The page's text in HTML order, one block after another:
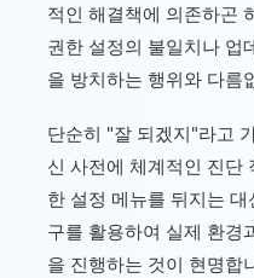
적인 해결책에 의존하곤
권한 설정의 불일치나 업
을 방치하는 행위와 다름
단순히 "잘 되겠지"라고
신 사전에 체계적인 진단
한 설정 메뉴를 뒤지는
구를 활용하여 실제 환경
을 진행하는 것이 현명합